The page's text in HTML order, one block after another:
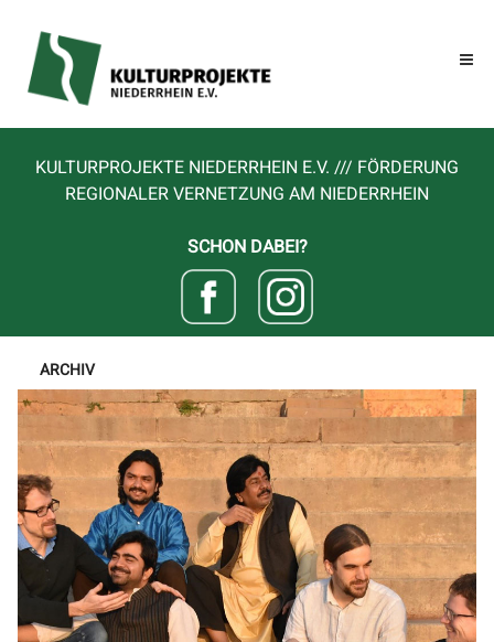
KULTURPROJEKTE NIEDERRHEIN E.V. /// FÖRDERUNG
REGIONALER VERNETZUNG AM NIEDERRHEIN
SCHON DABEI?
ARCHIV